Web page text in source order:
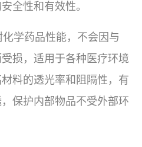
全性和有效性。
学药品性能，不会因与
损，适用于各种医疗环境
料的透光率和阻隔性，有
保护内部物品不受外部环